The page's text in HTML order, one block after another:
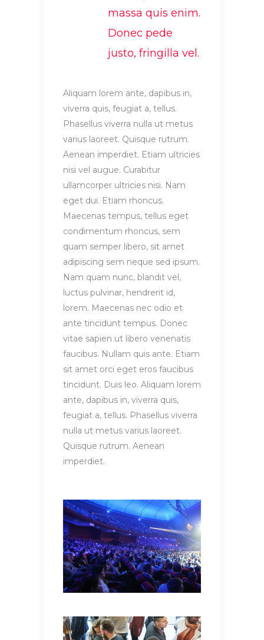
massa quis enim.
Donec pede
justo, fringilla vel.
Aliquam lorem ante, dapibus in,
viverra quis, feugiat a, tellus.
Phasellus viverra nulla ut metus
varius laoreet. Quisque rutrum.
Aenean imperdiet. Etiam ultricies
nisi vel augue. Curabitur
ullamcorper ultricies nisi. Nam
eget dui. Etiam rhoncus.
Maecenas tempus, tellus eget
condimentum rhoncus, sem
quam semper libero, sit amet
adipiscing sem neque sed ipsum.
Nam quam nunc, blandit vel,
luctus pulvinar, hendrerit id,
lorem. Maecenas nec odio et
ante tincidunt tempus. Donec
vitae sapien ut libero venenatis
faucibus. Nullam quis ante. Etiam
sit amet orci eget eros faucibus
tincidunt. Duis leo. Aliquam lorem
ante, dapibus in, viverra quis,
feugiat a, tellus. Phasellus viverra
nulla ut metus varius laoreet.
Quisque rutrum. Aenean
imperdiet.